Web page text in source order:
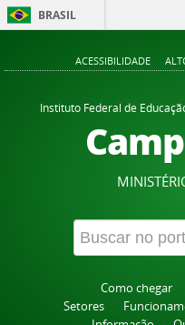
BRASIL
ACESSIBILIDADE
Instituto Federal de
Como chegar
Setores